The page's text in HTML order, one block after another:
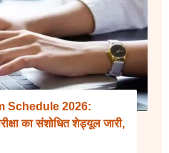
Schedule 2026:
का संशोधित शेड्यूल जारी,